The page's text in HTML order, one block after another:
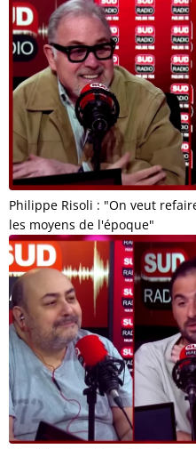
Philippe Risoli : "On veut
les moyens de l'époque"